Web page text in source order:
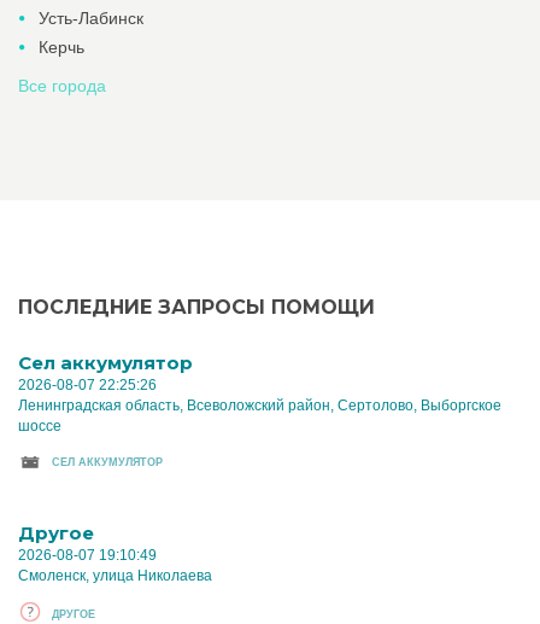
Усть-Лабинск
Керчь
Все города
ПОСЛЕДНИЕ ЗАПРОСЫ ПОМОЩИ
Cел аккумулятор
2026-08-07 22:25:26
Ленинградская область, Всеволожский район, Сертолово, Выборгское
шоссе
CЕЛ АККУМУЛЯТОР
Другое
2026-08-07 19:10:49
Смоленск, улица Николаева
ДРУГОЕ